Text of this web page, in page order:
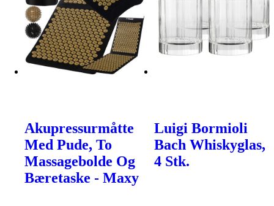
Akupressurmåtte
Med Pude, To
Massagebolde Og
Bæretaske - Maxy
Luigi Bormioli
Bach Whiskyglas,
4 Stk.